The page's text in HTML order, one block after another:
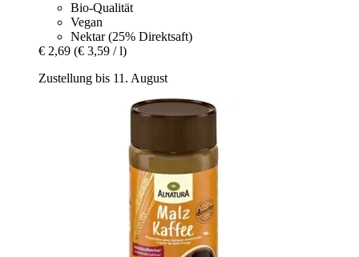
Bio-Qualität
Vegan
Nektar (25% Direktsaft)
€ 2,69 (€ 3,59 / l)
Zustellung bis 11. August